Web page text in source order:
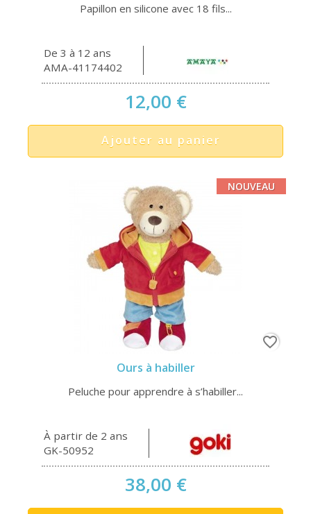
Papillon en silicone avec 18 fils...
De 3 à 12 ans
AMA-41174402
12,00 €
Ajouter au panier
Ours à habiller
Peluche pour apprendre à s’habiller...
À partir de 2 ans
GK-50952
38,00 €
NOUVEAU
favorite_border